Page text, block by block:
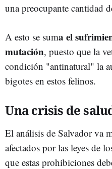
una preocupante cantidad
A esto se suma el
mutación, puesto que la
condición "antinatural" la
bigotes en estos felinos.
Una crisis de
El análisis de Salvador va
afectados por las leyes de
que estas prohibiciones